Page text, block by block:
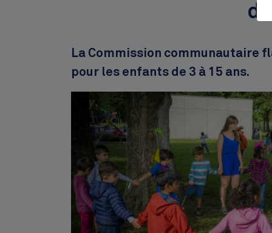
de
Description
La Commission communautaire
pour les enfants de 3 à 15 ans.
Image